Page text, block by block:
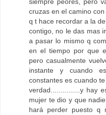
cruzas en el camino
q t hace recordar a la
contigo, no le das mas
a pasar lo mismo q
en el tiempo por que
pero casualmente
instante y cuando
constantes es cuando
verdad...............y hay
mujer te dio y que
hará perder puesto